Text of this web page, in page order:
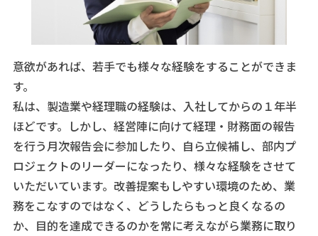
意欲があれば、若手でも様々な経験をすることができま
す。
私は、製造業や経理職の経験は、入社してからの１年半
ほどです。しかし、経営陣に向けて経理・財務面の報告
を行う月次報告会に参加したり、自ら立候補し、部内プ
ロジェクトのリーダーになったり、様々な経験をさせて
いただいています。改善提案もしやすい環境のため、業
務をこなすのではなく、どうしたらもっと良くなるの
か、目的を達成できるのかを常に考えながら業務に取り